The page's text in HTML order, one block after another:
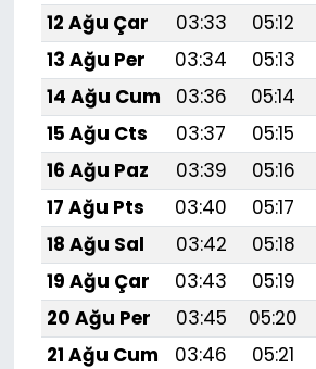
12 Ağu Çar
03:33 05:12
13 Ağu Per
03:34 05:13
14 Ağu Cum
03:36 05:14
15 Ağu Cts
03:37 05:15
16 Ağu Paz
03:39 05:16
17 Ağu Pts
03:40 05:17
18 Ağu Sal
03:42 05:18
19 Ağu Çar
03:43 05:19
20 Ağu Per
03:45 05:20
21 Ağu Cum
03:46 05:21